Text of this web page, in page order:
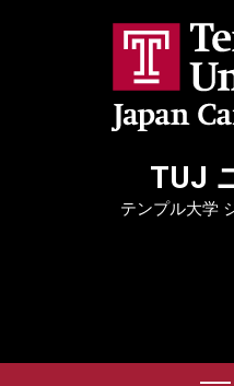
TUJ
テンプル大学